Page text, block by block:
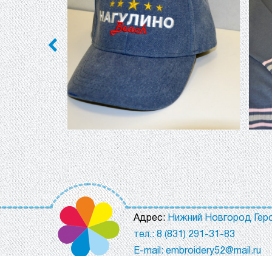
Адрес:Нижний Новгород
тел.: 8 (831) 291-31-83
E-mail: embroidery52@mail.ru